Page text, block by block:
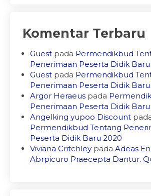
Komentar Terbaru
Guest pada Permendikbud
Penerimaan Peserta Didik
Guest pada Permendikbud
Penerimaan Peserta Didik
Argor Heraeus pada
Penerimaan Peserta Didik
Angelking yupoo Discount
Permendikbud Tentang
Peserta Didik Baru 2020
Viviana Critchley pada Adeas
Abrpicuro Praecepta Dantur.